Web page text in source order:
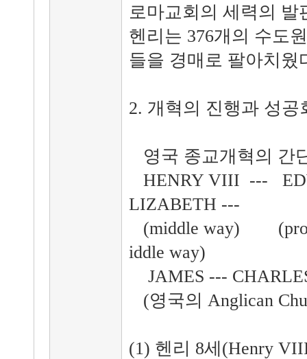
로마교회의 세력의 발
헨리는 376개의 수도
들을 경매로 팔아치웠
2. 개혁의 진행과 성공
영국 종교개혁의 간
HENRY VIII ---
LIZABETH ---
(middle way)
iddle way)
JAMES ---
(영국의 Anglican
(1) 헨리 8세(Henry